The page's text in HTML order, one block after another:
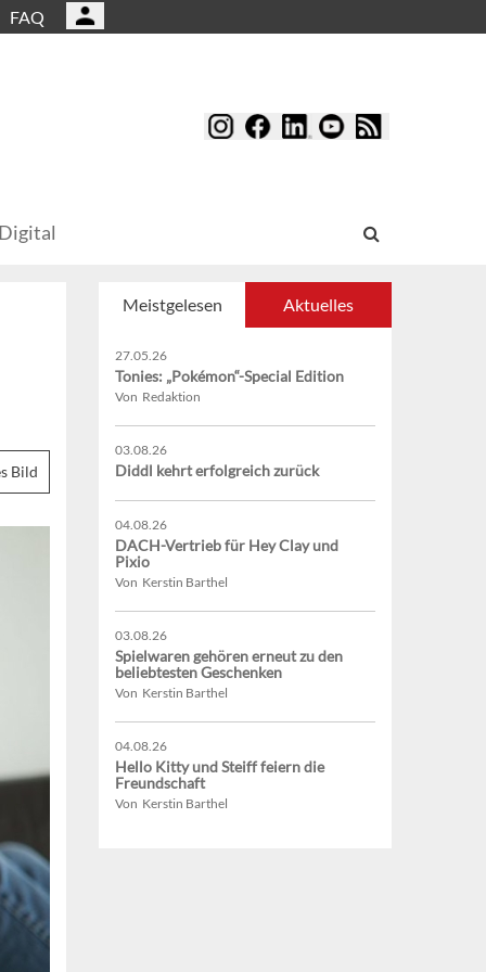
FAQ
Bild
Meistgelesen Aktuelles
27.05.26
Tonies: „Pokémon“-Special Edition
Von Redaktion
03.08.26
Diddl kehrt erfolgreich zurück
04.08.26
DACH-Vertrieb für Hey Clay und
Pixio
Von Kerstin Barthel
03.08.26
Spielwaren gehören erneut zu den
beliebtesten Geschenken
Von Kerstin Barthel
04.08.26
Hello Kitty und Steiff feiern die
Freundschaft
Von Kerstin Barthel